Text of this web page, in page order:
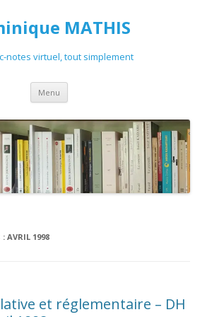
MATHIS
notes virtuel, tout simplement
Menu Aller
contenu
: AVRIL 1998
et réglementaire – DH